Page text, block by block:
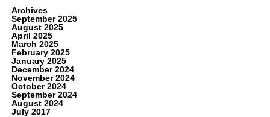
Archives
September 2025
August 2025
April 2025
March 2025
February 2025
January 2025
December 2024
November 2024
October 2024
September 2024
August 2024
July 2017